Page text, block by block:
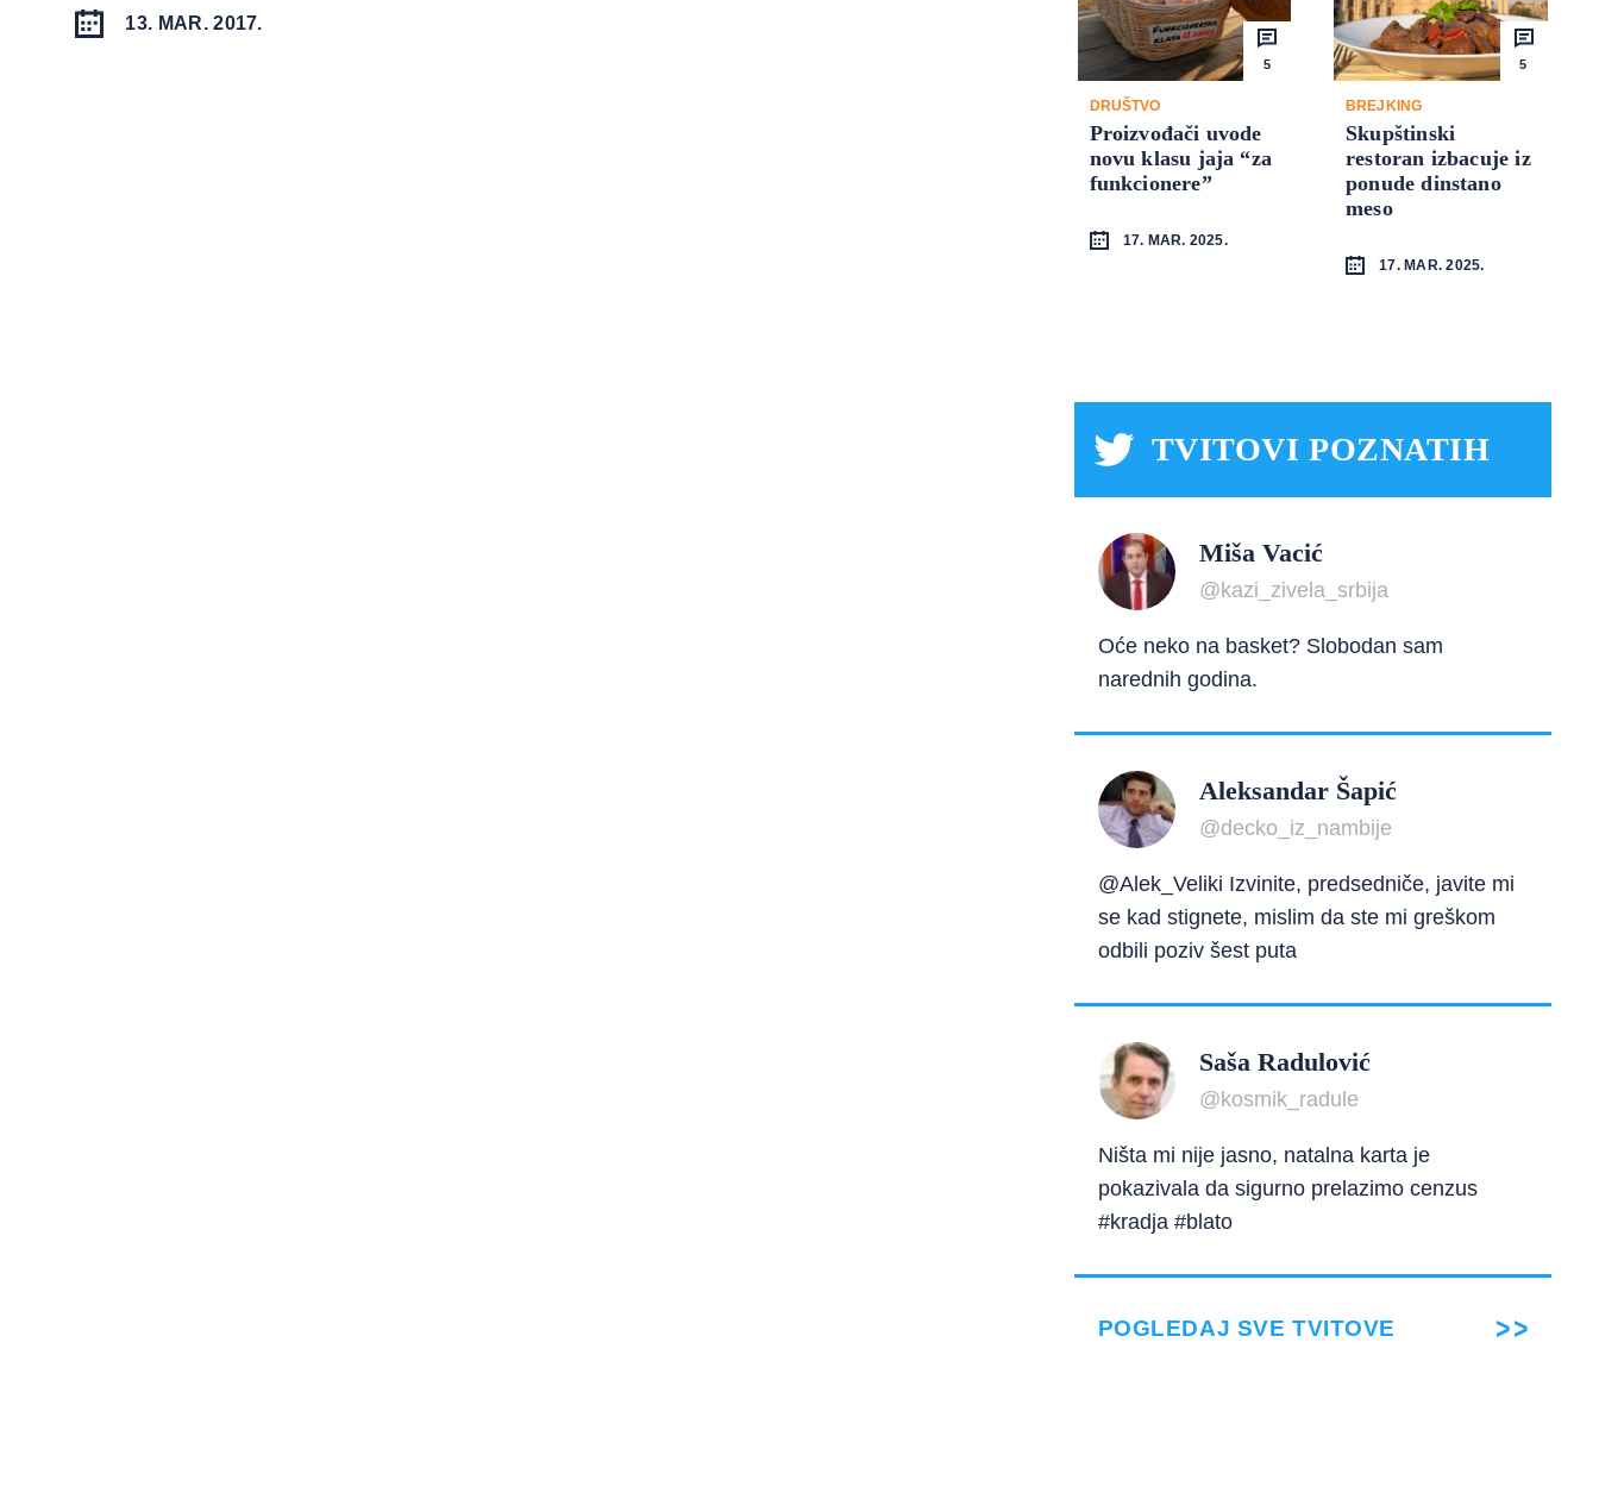
13. MAR. 2017.
5
DRUŠTVO
Proizvođači uvode
novu klasu jaja “za
funkcionere”
17. MAR. 2025.
5
BREJKING
Skupštinski
restoran izbacuje iz
ponude dinstano
meso
17. MAR. 2025.
TVITOVI POZNATIH
Miša Vacić
@kazi_zivela_srbija
Oće neko na basket? Slobodan sam
narednih godina.
Aleksandar Šapić
@decko_iz_nambije
@Alek_Veliki Izvinite, predsedniče, javite mi
se kad stignete, mislim da ste mi greškom
odbili poziv šest puta
Saša Radulović
@kosmik_radule
Ništa mi nije jasno, natalna karta je
pokazivala da sigurno prelazimo cenzus
#kradja #blato
POGLEDAJ SVE TVITOVE